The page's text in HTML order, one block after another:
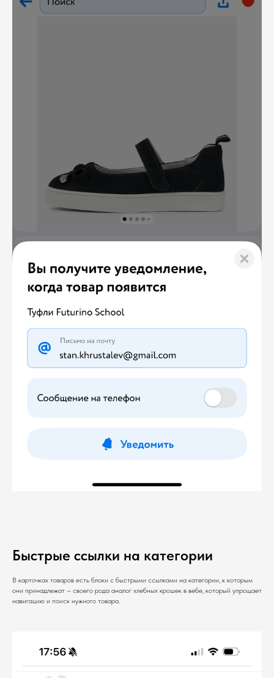
Быстрые ссылки на категории
В карточках товаров есть блоки с быстрыми ссылками на категории, к которым
они принадлежат – своего рода аналог хлебных крошек в вебе, который упрощает
навигацию и поиск нужного товара.